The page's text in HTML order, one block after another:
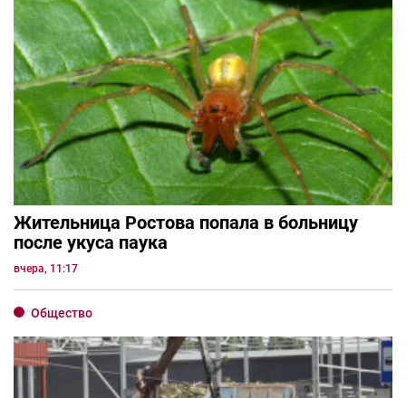
Жительница Ростова попала в больницу
после укуса паука
вчера, 11:17
Общество